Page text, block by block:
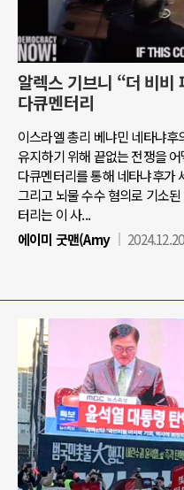
알렉스 기브니 “더 비비
다큐멘터리
이스라엘 총리 베냐민 네타냐
유지하기 위해 끝없는 전쟁을
다큐멘터리를 통해 네타냐후가
그리고 뇌물 수수 혐의로 기소
터리는 이 사...
에이미 굿맨(Amy